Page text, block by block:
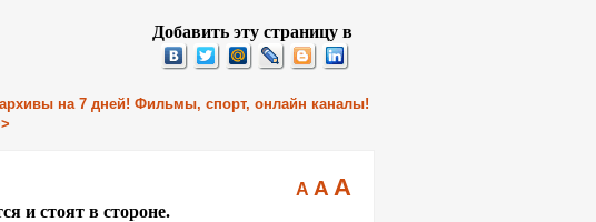
Добавить эту страницу в
на 7 дней! Фильмы, спорт, онлайн каналы!
A A A
и стоят в стороне.